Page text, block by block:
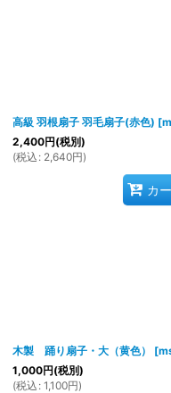
高級 羽根扇子 羽毛扇子(赤色) [
2,400円(税別)
(税込 : 2,640円)
カ
木製 踊り扇子・大（黄色） [
1,000円(税別)
(税込 : 1,100円)